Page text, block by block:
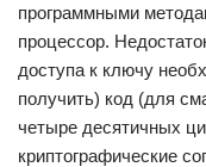
программными
процессор.
доступа к ключу
получить) код (для
четыре десятичных
криптографические